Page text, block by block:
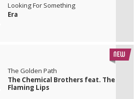
Looking For Something
Era
The Golden Path
The Chemical Brothers feat. The
Flaming Lips